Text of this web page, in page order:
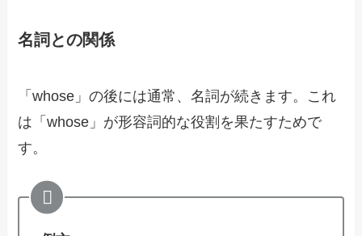
名詞との関係
「whose」の後には通常、名詞が続きます。これ
は「whose」が形容詞的な役割を果たすためで
す。